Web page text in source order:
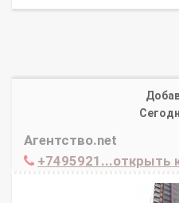
Агентство.net
+7495921...открыть